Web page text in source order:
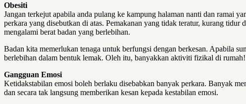
Obesiti
Jangan terkejut apabila anda pulang ke kampung halaman nanti dan ramai
perkara yang disebutkan di atas. Pemakanan yang tidak teratur, kurang
mengalami berat badan yang berlebihan.
Badan kita memerlukan tenaga untuk berfungsi dengan berkesan. Apabila
berlebihan dalam bentuk lemak. Oleh itu, banyakkan aktiviti fizikal di rumah!
Gangguan Emosi
Ketidakstabilan emosi boleh berlaku disebabkan banyak perkara. Banyak
dan secara tak langsung memberikan kesan kepada kestabilan emosi.